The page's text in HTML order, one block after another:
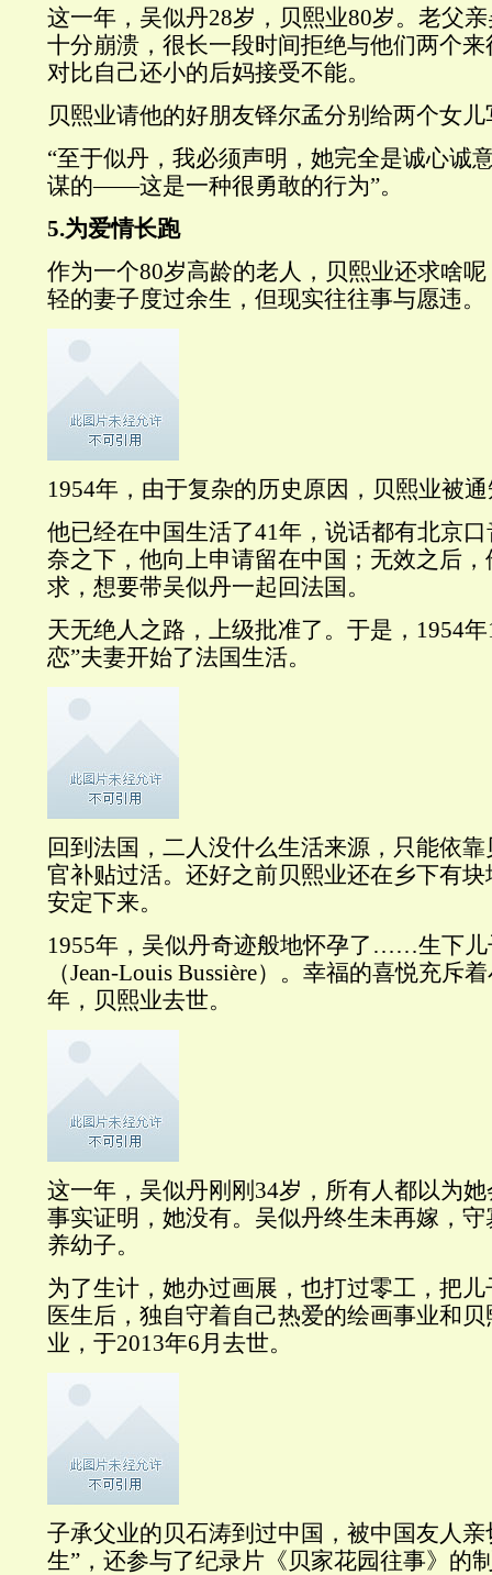
这一年，吴似丹28岁，贝熙业80岁。老父
十分崩溃，很长一段时间拒绝与他们两个
对比自己还小的后妈接受不能。
贝熙业请他的好朋友铎尔孟分别给两个女儿
“至于似丹，我必须声明，她完全是诚心诚
谋的——这是一种很勇敢的行为”。
5.为爱情长跑
作为一个80岁高龄的老人，贝熙业还求啥
轻的妻子度过余生，但现实往往事与愿违。
1954年，由于复杂的历史原因，贝熙业被
他已经在中国生活了41年，说话都有北京
奈之下，他向上申请留在中国；无效之后
求，想要带吴似丹一起回法国。
天无绝人之路，上级批准了。于是，1954
恋”夫妻开始了法国生活。
回到法国，二人没什么生活来源，只能依
官补贴过活。还好之前贝熙业还在乡下有
安定下来。
1955年，吴似丹奇迹般地怀孕了……生下
（Jean-Louis Bussière）。幸福的喜悦充斥
年，贝熙业去世。
这一年，吴似丹刚刚34岁，所有人都以为
事实证明，她没有。吴似丹终生未再嫁，
养幼子。
为了生计，她办过画展，也打过零工，把
医生后，独自守着自己热爱的绘画事业和
业，于2013年6月去世。
子承父业的贝石涛到过中国，被中国友人亲
生”，还参与了纪录片《贝家花园往事》的